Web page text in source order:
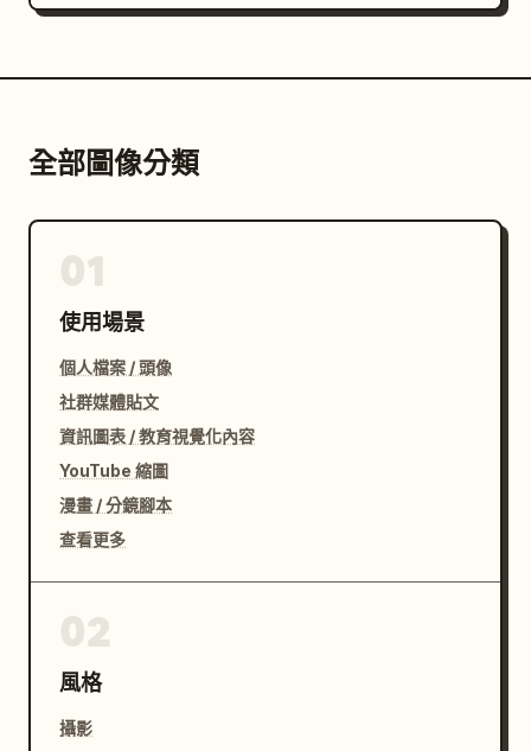
全部圖像分類
使用場景
個人檔案 / 頭像
社群媒體貼文
資訊圖表 / 教育視覺化內容
YouTube 縮圖
漫畫 / 分鏡腳本
查看更多
風格
攝影